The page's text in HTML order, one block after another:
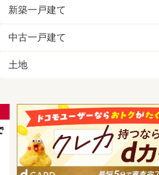
新築一戸建て
中古一戸建て
土地